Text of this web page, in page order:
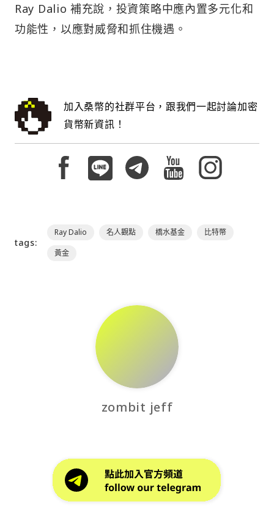
Ray Dalio 補充說，投資策略中應內置多元化和
功能性，以應對威脅和抓住機遇。
加入桑幣的社群平台，跟我們一起討論加密
貨幣新資訊！
tags:
Ray Dalio 名人觀點 橋水基金
比特幣
黃金
zombit jeff